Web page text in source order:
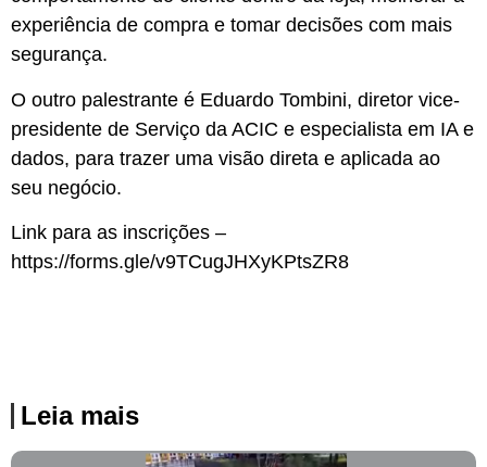
experiência de compra e tomar decisões com mais
segurança.
O outro palestrante é Eduardo Tombini, diretor vice-
presidente de Serviço da ACIC e especialista em IA e
dados, para trazer uma visão direta e aplicada ao
seu negócio.
Link para as inscrições –
https://forms.gle/v9TCugJHXyKPtsZR8
Leia mais